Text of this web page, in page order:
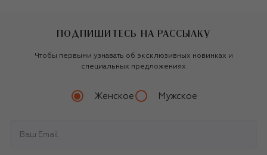
ПОДПИШИТЕСЬ НА РАССЫЛКУ
Чтобы первыми узнавать об эксклюзивных новинках и
специальных предложениях
Женское Мужское